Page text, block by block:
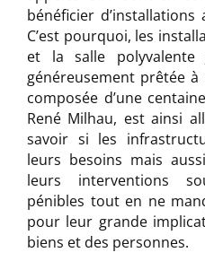
bénéficier
C’est pourquoi, les
et la salle polyvalente
généreusement prêtée
composée d’une
René Milhau, est ainsi
savoir si les
leurs besoins mais
leurs interventions
pénibles tout en ne
pour leur grande
biens et des personnes.